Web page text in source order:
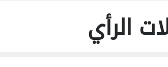
الرأي